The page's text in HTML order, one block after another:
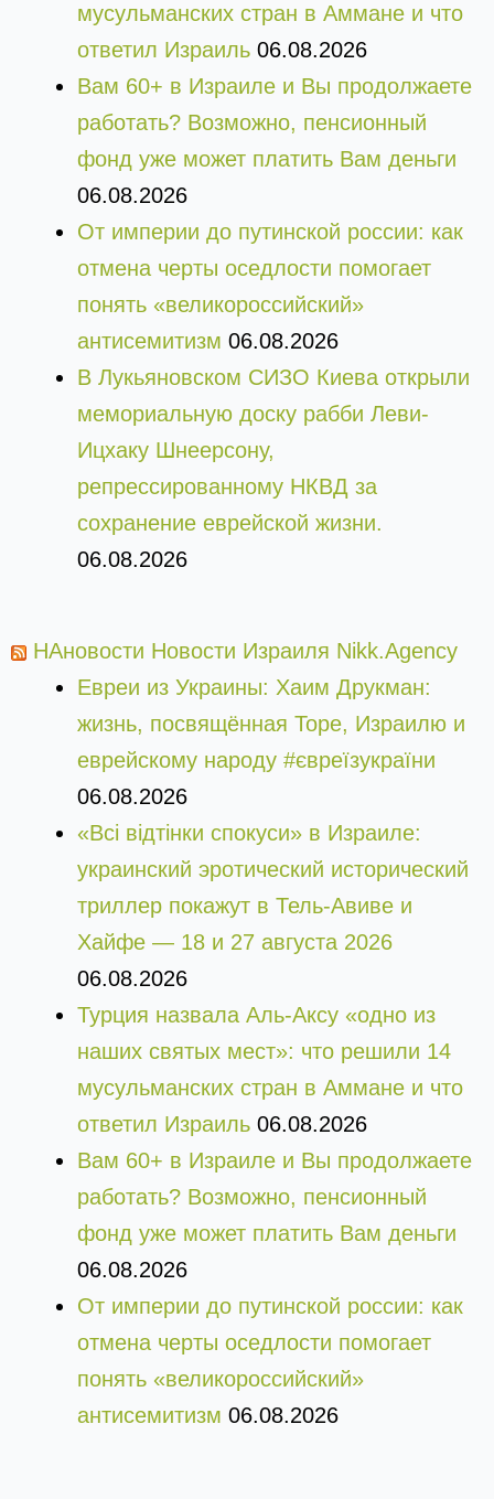
мусульманских стран в Аммане и что
ответил Израиль 06.08.2026
Вам 60+ в Израиле и Вы продолжаете
работать? Возможно, пенсионный
фонд уже может платить Вам деньги
06.08.2026
От империи до путинской россии: как
отмена черты оседлости помогает
понять «великороссийский»
антисемитизм 06.08.2026
В Лукьяновском СИЗО Киева открыли
мемориальную доску рабби Леви-
Ицхаку Шнеерсону,
репрессированному НКВД за
сохранение еврейской жизни.
06.08.2026
НАновости Новости Израиля Nikk.Agency
Евреи из Украины: Хаим Друкман:
жизнь, посвящённая Торе, Израилю и
еврейскому народу #євреїзукраїни
06.08.2026
«Всі відтінки спокуси» в Израиле:
украинский эротический исторический
триллер покажут в Тель-Авиве и
Хайфе — 18 и 27 августа 2026
06.08.2026
Турция назвала Аль-Аксу «одно из
наших святых мест»: что решили 14
мусульманских стран в Аммане и что
ответил Израиль 06.08.2026
Вам 60+ в Израиле и Вы продолжаете
работать? Возможно, пенсионный
фонд уже может платить Вам деньги
06.08.2026
От империи до путинской россии: как
отмена черты оседлости помогает
понять «великороссийский»
антисемитизм 06.08.2026